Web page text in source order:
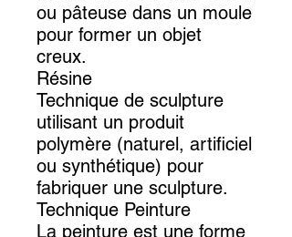
ou pâteuse dans un moule
pour former un objet
creux.
Résine
Technique de sculpture
utilisant un produit
polymère (naturel, artificiel
ou synthétique) pour
fabriquer une sculpture.
Technique Peinture
La peinture est une forme